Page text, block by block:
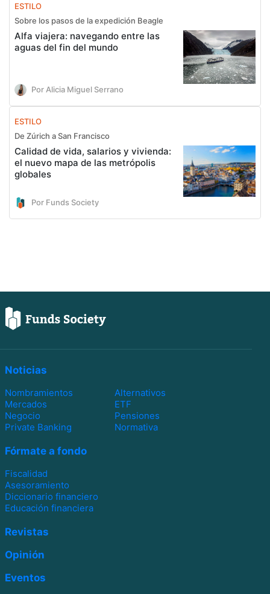
ESTILO
Sobre los pasos de la expedición Beagle
Alfa viajera: navegando entre las
aguas del fin del mundo
Por Alicia Miguel Serrano
ESTILO
De Zúrich a San Francisco
Calidad de vida, salarios y vivienda:
el nuevo mapa de las metrópolis
globales
Por Funds Society
Noticias
Nombramientos
Alternativos
Mercados
ETF
Negocio
Pensiones
Private Banking
Normativa
Fórmate a fondo
Fiscalidad
Asesoramiento
Diccionario financiero
Educación financiera
Revistas
Opinión
Eventos